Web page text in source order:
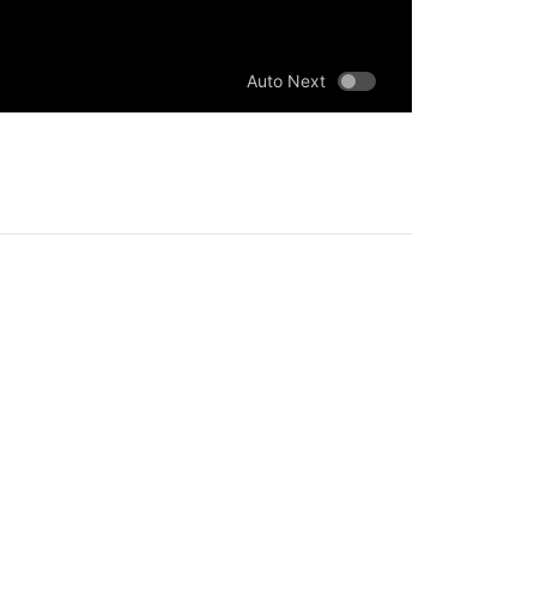
Auto Next